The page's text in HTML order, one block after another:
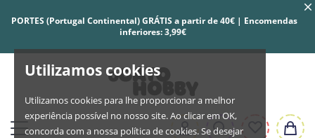
Utilizamos cookies
Utilizamos cookies para lhe proporcionar a melhor
experiência possível no nosso site. Ao clicar em OK,
concorda com a nossa política de cookies. Se desejar
PORTES (Portugal Continental) GRÁTIS a partir de 40€ | Encomendas
inferiores: 3,99€